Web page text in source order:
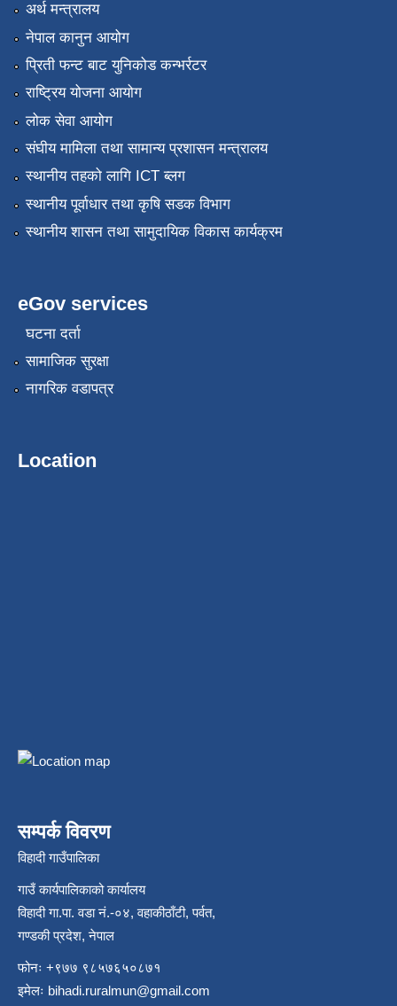
अर्थ मन्त्रालय
नेपाल कानुन आयोग
प्रिती फन्ट बाट युनिकोड कन्भर्रटर
राष्ट्रिय योजना आयोग
लोक सेवा आयोग
संघीय मामिला तथा सामान्य प्रशासन मन्त्रालय
स्थानीय तहको लागि ICT ब्लग
स्थानीय पूर्वाधार तथा कृषि सडक विभाग
स्थानीय शासन तथा सामुदायिक विकास कार्यक्रम
eGov services
घटना दर्ता
सामाजिक सुरक्षा
नागरिक वडापत्र
Location
सम्पर्क विवरण
विहादी गाउँपालिका
गाउँ कार्यपालिकाको कार्यालय
विहादी गा.पा. वडा नं.-०४, वहाकीठाँटी, पर्वत,
गण्डकी प्रदेश, नेपाल
फोनः +९७७ ९८५७६५०८७१
इमेलः bihadi.ruralmun@gmail.com